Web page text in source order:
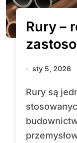
Rury –
sty 5, 2026
Rury są jednym z najczęściej